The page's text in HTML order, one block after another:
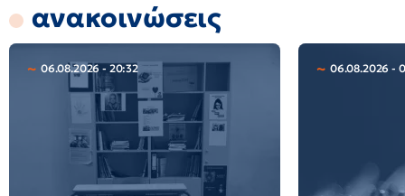
ανακοινώσεις
06.08.2026 - 20:32 06.08.2026 -